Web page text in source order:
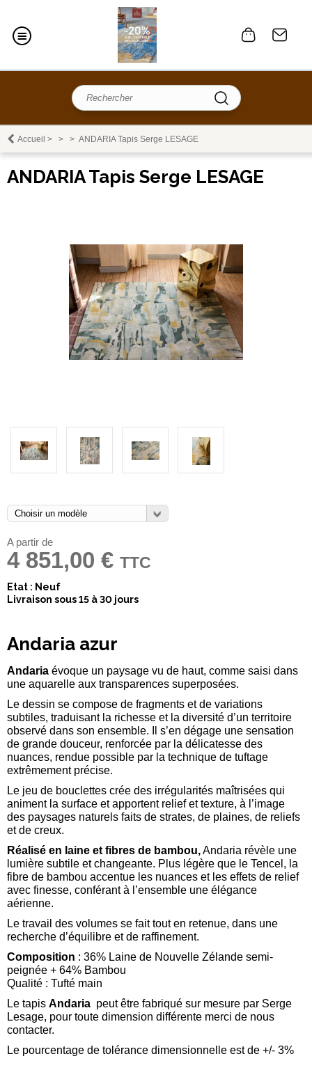
Accueil > > > ANDARIA Tapis Serge LESAGE
ANDARIA Tapis Serge LESAGE
A partir de
4 851,00 € TTC
Etat : Neuf
Livraison sous 15 à 30 jours
Andaria azur
Andaria évoque un paysage vu de haut, comme saisi dans
une aquarelle aux transparences superposées.
Le dessin se compose de fragments et de variations
subtiles, traduisant la richesse et la diversité d’un territoire
observé dans son ensemble. Il s’en dégage une sensation
de grande douceur, renforcée par la délicatesse des
nuances, rendue possible par la technique de tuftage
extrêmement précise.
Le jeu de bouclettes crée des irrégularités maîtrisées qui
animent la surface et apportent relief et texture, à l’image
des paysages naturels faits de strates, de plaines, de reliefs
et de creux.
Réalisé en laine et fibres de bambou,Andaria révèle une
lumière subtile et changeante. Plus légère que le Tencel, la
fibre de bambou accentue les nuances et les effets de relief
avec finesse, conférant à l’ensemble une élégance
aérienne.
Le travail des volumes se fait tout en retenue, dans une
recherche d’équilibre et de raffinement.
Composition : 36% Laine de Nouvelle Zélande semi-
peignée + 64% Bambou
Qualité : Tufté main
Le tapis Andaria peut être fabriqué sur mesure par Serge
Lesage, pour toute dimension différente merci de nous
contacter.
Le pourcentage de tolérance dimensionnelle est de +/- 3%